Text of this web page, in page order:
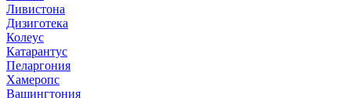
Ливистона
Дизиготека
Колеус
Катарантус
Пеларгония
Хамеропс
Вашингтония